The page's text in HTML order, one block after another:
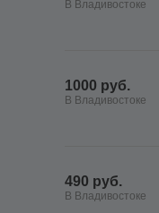
В Владивостоке
1000 руб.
В Владивостоке
490 руб.
В Владивостоке